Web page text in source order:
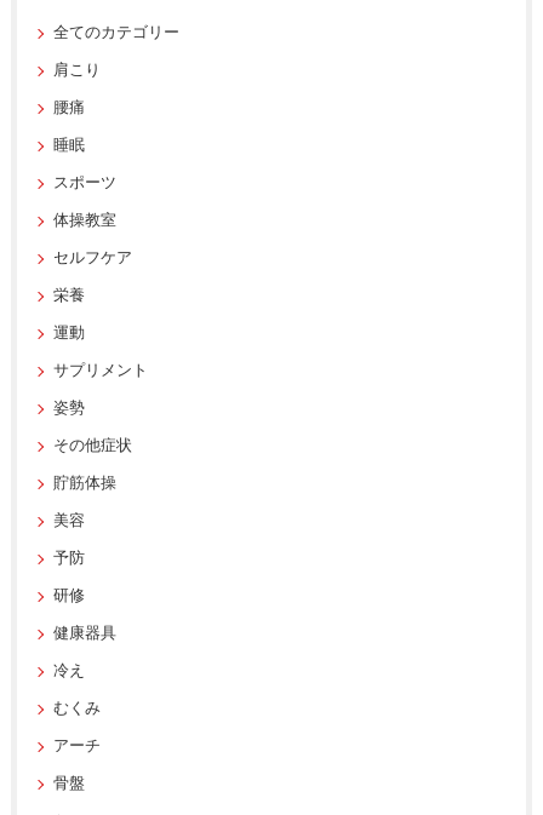
全てのカテゴリー
肩こり
腰痛
睡眠
スポーツ
体操教室
セルフケア
栄養
運動
サプリメント
姿勢
その他症状
貯筋体操
美容
予防
研修
健康器具
冷え
むくみ
アーチ
骨盤